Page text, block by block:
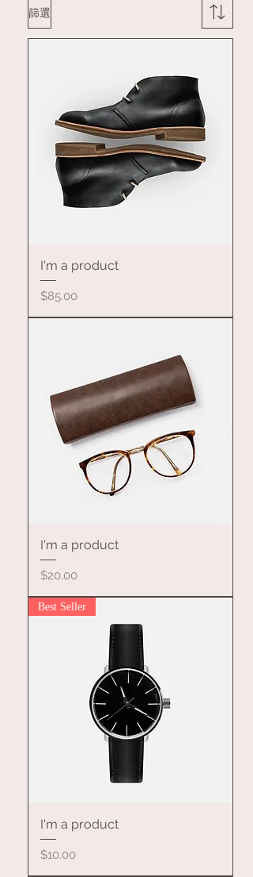
篩選
I'm a product
價格
$85.00
I'm a product
價格
$20.00
Best Seller
I'm a product
價格
$10.00